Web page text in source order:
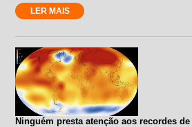
LER MAIS
Ninguém presta atenção aos recordes